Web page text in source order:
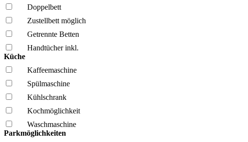
Doppelbett
Zustellbett möglich
Getrennte Betten
Handtücher inkl.
Küche
Kaffee­maschine
Spül­maschine
Kühl­schrank
Kochmöglich­keit
Wasch­maschine
Parkmöglichkeiten